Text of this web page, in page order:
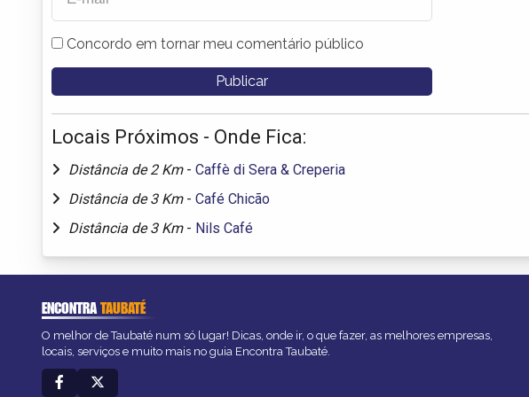
Concordo em tornar meu comentário público
Locais Próximos - Onde Fica:
Distância de 2 Km - Caffè di Sera & Creperia
Distância de 3 Km - Café Chicão
Distância de 3 Km - Nils Café
ENCONTRATAUBATÉ
O melhor de Taubaté num só lugar! Dicas, onde ir, o que fazer, as melhores empresas,
locais, serviços e muito mais no guia Encontra Taubaté.